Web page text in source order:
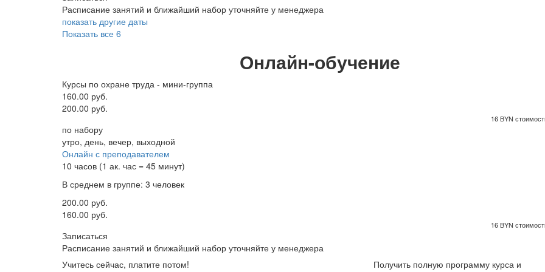
Расписание занятий и ближайший набор уточняйте у менеджера
показать другие даты
Показать все 6
Онлайн-обучение
Курсы по охране труда - мини-группа
160.00 руб.
200.00 руб.
16 BYN
по набору
утро, день, вечер, выходной
Онлайн с преподавателем
10 часов (1 ак. час = 45 минут)
В среднем в группе: 3 человек
200.00 руб.
160.00 руб.
16 BYN
Записаться
Расписание занятий и ближайший набор уточняйте у менеджера
Учитесь сейчас, платите потом!
Получить полную программу курса и